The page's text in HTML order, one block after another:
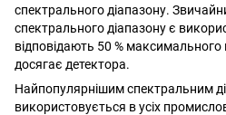
спектрального діапазону.
спектрального діапазону є
відповідають 50 % максимального
досягає детектора.
Найпопулярнішим спектральним
використовується в усіх